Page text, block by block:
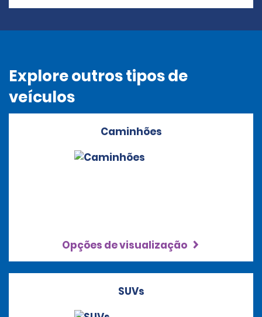
Explore outros tipos de
veículos
Caminhões
Opções de visualização
SUVs